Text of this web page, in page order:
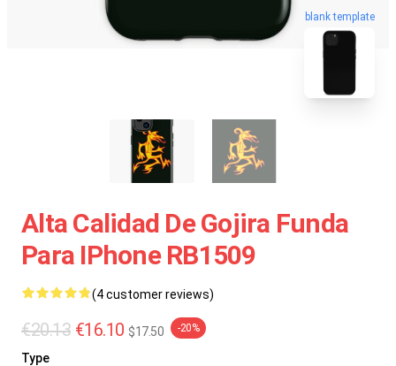
blank template
Alta Calidad De Gojira Funda
Para IPhone RB1509
(4 customer reviews)
€20.13 €16.10 $17.50 -20%
Type